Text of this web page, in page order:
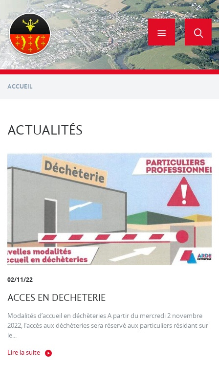
contenu
principal
ACCUEIL
ACTUALITÉS
02/11/22
ACCES EN DECHETERIE
Modalités d’accueil en déchèteries A partir du mercredi 2 novembre
2022, l’accès aux déchèteries sera réservé aux particuliers résidant sur
le...
Lire la suite